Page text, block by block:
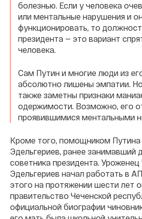
болезнью. Если у человека
или ментальные нарушения и
функционировать, то
президента — это вариант
человека.
Сам Путин и многие люди из
абсолютно лишены эмпатии.
также заметны признаки
одержимости. Возможно, его
проявившимися ментальными
Кроме того, помощником Путина
Эдельгериев, ранее занимавший
советника президента. Уроженец
Эдельгериев начал работать в
этого на протяжении шести лет
правительство Чеченской
официальной биографии